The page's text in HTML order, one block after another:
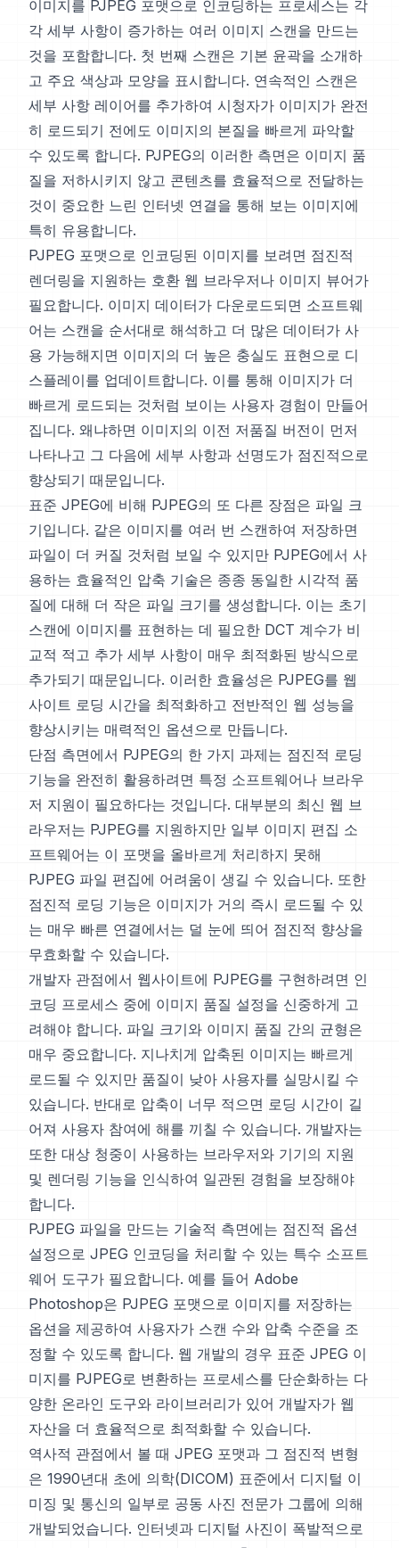
이미지를 PJPEG 포맷으로 인코딩하는 프로세스는 각
각 세부 사항이 증가하는 여러 이미지 스캔을 만드는
것을 포함합니다. 첫 번째 스캔은 기본 윤곽을 소개하
고 주요 색상과 모양을 표시합니다. 연속적인 스캔은
세부 사항 레이어를 추가하여 시청자가 이미지가 완전
히 로드되기 전에도 이미지의 본질을 빠르게 파악할
수 있도록 합니다. PJPEG의 이러한 측면은 이미지 품
질을 저하시키지 않고 콘텐츠를 효율적으로 전달하는
것이 중요한 느린 인터넷 연결을 통해 보는 이미지에
특히 유용합니다.
PJPEG 포맷으로 인코딩된 이미지를 보려면 점진적
렌더링을 지원하는 호환 웹 브라우저나 이미지 뷰어가
필요합니다. 이미지 데이터가 다운로드되면 소프트웨
어는 스캔을 순서대로 해석하고 더 많은 데이터가 사
용 가능해지면 이미지의 더 높은 충실도 표현으로 디
스플레이를 업데이트합니다. 이를 통해 이미지가 더
빠르게 로드되는 것처럼 보이는 사용자 경험이 만들어
집니다. 왜냐하면 이미지의 이전 저품질 버전이 먼저
나타나고 그 다음에 세부 사항과 선명도가 점진적으로
향상되기 때문입니다.
표준 JPEG에 비해 PJPEG의 또 다른 장점은 파일 크
기입니다. 같은 이미지를 여러 번 스캔하여 저장하면
파일이 더 커질 것처럼 보일 수 있지만 PJPEG에서 사
용하는 효율적인 압축 기술은 종종 동일한 시각적 품
질에 대해 더 작은 파일 크기를 생성합니다. 이는 초기
스캔에 이미지를 표현하는 데 필요한 DCT 계수가 비
교적 적고 추가 세부 사항이 매우 최적화된 방식으로
추가되기 때문입니다. 이러한 효율성은 PJPEG를 웹
사이트 로딩 시간을 최적화하고 전반적인 웹 성능을
향상시키는 매력적인 옵션으로 만듭니다.
단점 측면에서 PJPEG의 한 가지 과제는 점진적 로딩
기능을 완전히 활용하려면 특정 소프트웨어나 브라우
저 지원이 필요하다는 것입니다. 대부분의 최신 웹 브
라우저는 PJPEG를 지원하지만 일부 이미지 편집 소
프트웨어는 이 포맷을 올바르게 처리하지 못해
PJPEG 파일 편집에 어려움이 생길 수 있습니다. 또한
점진적 로딩 기능은 이미지가 거의 즉시 로드될 수 있
는 매우 빠른 연결에서는 덜 눈에 띄어 점진적 향상을
무효화할 수 있습니다.
개발자 관점에서 웹사이트에 PJPEG를 구현하려면 인
코딩 프로세스 중에 이미지 품질 설정을 신중하게 고
려해야 합니다. 파일 크기와 이미지 품질 간의 균형은
매우 중요합니다. 지나치게 압축된 이미지는 빠르게
로드될 수 있지만 품질이 낮아 사용자를 실망시킬 수
있습니다. 반대로 압축이 너무 적으면 로딩 시간이 길
어져 사용자 참여에 해를 끼칠 수 있습니다. 개발자는
또한 대상 청중이 사용하는 브라우저와 기기의 지원
및 렌더링 기능을 인식하여 일관된 경험을 보장해야
합니다.
PJPEG 파일을 만드는 기술적 측면에는 점진적 옵션
설정으로 JPEG 인코딩을 처리할 수 있는 특수 소프트
웨어 도구가 필요합니다. 예를 들어 Adobe
Photoshop은 PJPEG 포맷으로 이미지를 저장하는
옵션을 제공하여 사용자가 스캔 수와 압축 수준을 조
정할 수 있도록 합니다. 웹 개발의 경우 표준 JPEG 이
미지를 PJPEG로 변환하는 프로세스를 단순화하는 다
양한 온라인 도구와 라이브러리가 있어 개발자가 웹
자산을 더 효율적으로 최적화할 수 있습니다.
역사적 관점에서 볼 때 JPEG 포맷과 그 점진적 변형
은 1990년대 초에 의학(DICOM) 표준에서 디지털 이
미징 및 통신의 일부로 공동 사진 전문가 그룹에 의해
개발되었습니다. 인터넷과 디지털 사진이 폭발적으로